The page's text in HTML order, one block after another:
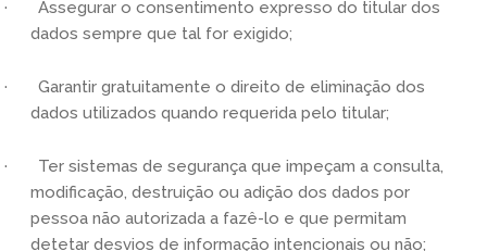
· Assegurar o consentimento expresso do titular dos
dados sempre que tal for exigido;
· Garantir gratuitamente o direito de eliminação dos
dados utilizados quando requerida pelo titular;
· Ter sistemas de segurança que impeçam a consulta,
modificação, destruição ou adição dos dados por
pessoa não autorizada a fazê-lo e que permitam
detetar desvios de informação intencionais ou não;